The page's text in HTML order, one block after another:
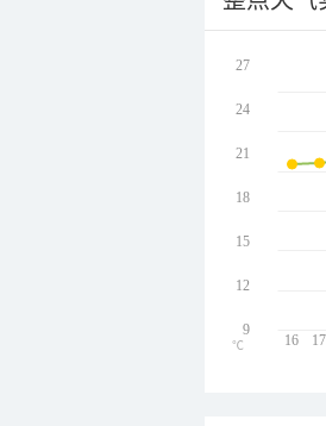
16 17
27
24
21
18
15
12
9
℃